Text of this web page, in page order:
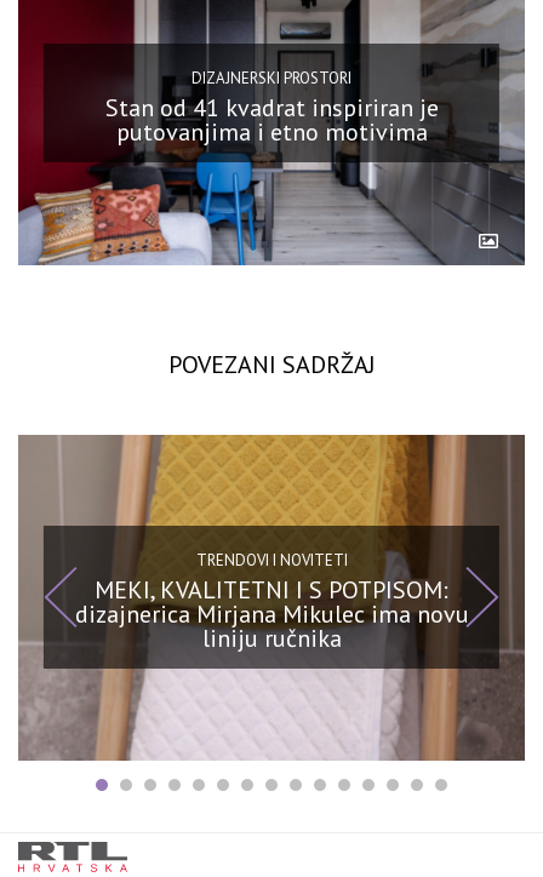
DIZAJNERSKI PROSTORI
Stan od 41 kvadrat inspiriran je
putovanjima i etno motivima
POVEZANI SADRŽAJ
TRENDOVI I NOVITETI
MEKI, KVALITETNI I S POTPISOM:
dizajnerica Mirjana Mikulec ima novu
liniju ručnika